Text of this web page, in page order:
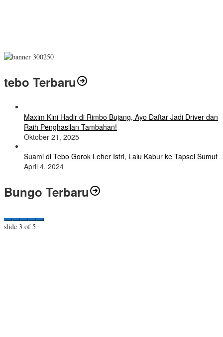
tebo Terbaru
Maxim Kini Hadir di Rimbo Bujang, Ayo Daftar Jadi Driver dan
Raih Penghasilan Tambahan!
Oktober 21, 2025
Suami di Tebo Gorok Leher Istri, Lalu Kabur ke Tapsel Sumut
April 4, 2024
Bungo Terbaru
slide 3 of 5